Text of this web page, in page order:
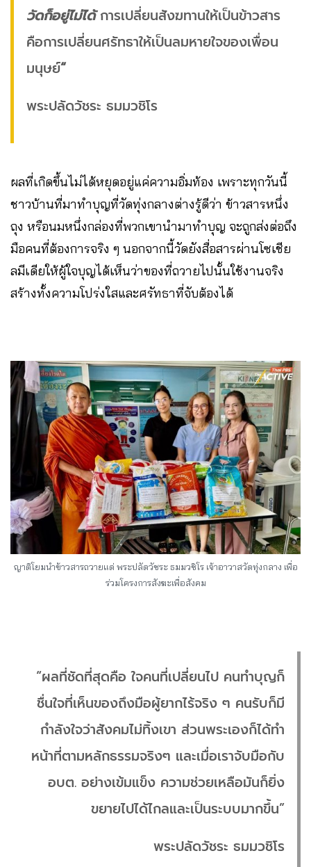
วัดก็อยู่ไม่ได้การเปลี่ยนสังฆทานให้เป็นข้าวสาร
คือการเปลี่ยนศรัทธาให้เป็นลมหายใจของเพื่อน
มนุษย์“
พระปลัดวัชระ ธมมวชิโร
ผลที่เกิดขึ้นไม่ได้หยุดอยู่แค่ความอิ่มท้อง เพราะทุกวันนี้
ชาวบ้านที่มาทำบุญที่วัดทุ่งกลางต่างรู้ดีว่า ข้าวสารหนึ่ง
ถุง หรือนมหนึ่งกล่องที่พวกเขานำมาทำบุญ จะถูกส่งต่อถึง
มือคนที่ต้องการจริง ๆ นอกจากนี้วัดยังสื่อสารผ่านโซเชีย
ลมีเดียให้ผู้ใจบุญได้เห็นว่าของที่ถวายไปนั้นใช้งานจริง
สร้างทั้งความโปร่งใสและศรัทธาที่จับต้องได้
ญาติโยมนำข้าวสารถวายแด่ พระปลัดวัชระ ธมมวชิโร เจ้าอาวาสวัดทุ่งกลาง เพื่อ
ร่วมโครงการสังฆะเพื่อสังคม
“ผลที่ชัดที่สุดคือ ใจคนที่เปลี่ยนไป คนทำบุญก็
ชื่นใจที่เห็นของถึงมือผู้ยากไร้จริง ๆ คนรับก็มี
กำลังใจว่าสังคมไม่ทิ้งเขา ส่วนพระเองก็ได้ทำ
หน้าที่ตามหลักธรรมจริงๆ และเมื่อเราจับมือกับ
อบต. อย่างเข้มแข็ง ความช่วยเหลือมันก็ยิ่ง
ขยายไปได้ไกลและเป็นระบบมากขึ้น”
พระปลัดวัชระ ธมมวชิโร